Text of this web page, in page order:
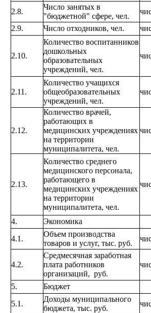
2.8.
Число занятых в
"бюджетной" сфере, чел.
2.9.
Число отходников, чел.
2.10.
Количество воспитанников
дошкольных
образовательных
учреждений, чел.
2.11.
Количество учащихся
общеобразовательных
учреждений, чел.
2.12.
Количество врачей,
работающих в
медицинских учреждениях
на территории
муниципалитета, чел.
2.13.
Количество среднего
медицинского персонала,
работающего в
медицинских учреждениях
на территории
муниципалитета, чел.
4.
Экономика
4.1.
Объем производства
товаров и услуг, тыс. руб.
4.2.
Средмесячная заработная
плата работников
организаций, руб.
5.
Бюджет
5.1.
Доходы муниципального
бюджета, тыс. руб.